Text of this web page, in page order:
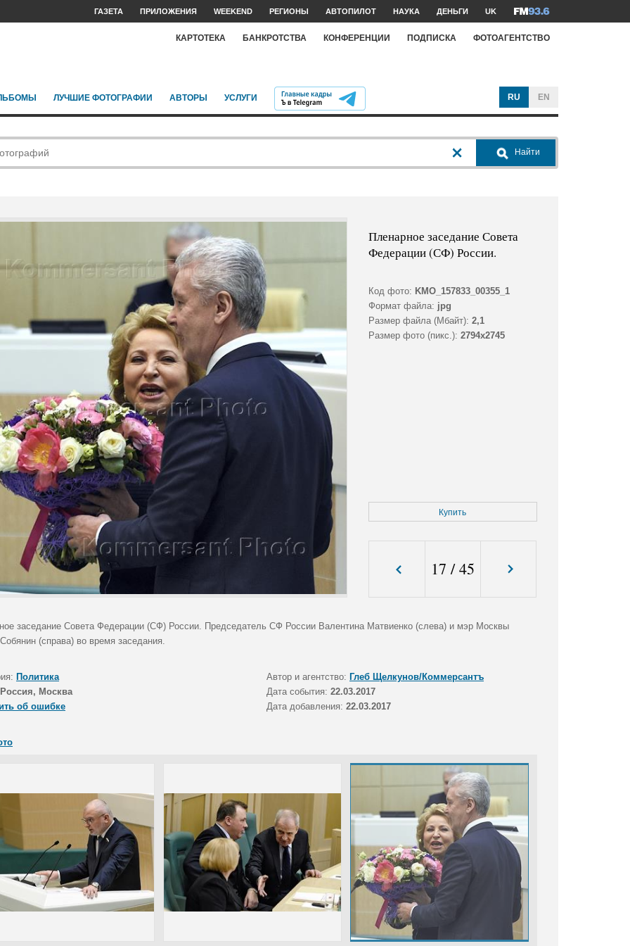
ГАЗЕТА ПРИЛОЖЕНИЯ WEEKEND РЕГИОНЫ АВТОПИЛОТ НАУКА ДЕНЬГИ UK
КАРТОТЕКА БАНКРОТСТВА КОНФЕРЕНЦИИ ПОДПИСКА ФОТОАГЕНТСТВО
ЛУЧШИЕ ФОТОГРАФИИ АВТОРЫ УСЛУГИ RU EN
Найти
Пленарное заседание Совета
Федерации (СФ) России.
Код фото: KMO_157833_00355_1
Формат файла: jpg
Размер файла (Мбайт): 2,1
Размер фото (пикс.): 2794x2745
Купить
17 /45
заседание Совета Федерации (СФ) России. Председатель СФ России Валентина Матвиенко (слева) и мэр Москвы
(справа) во время заседания.
Политика Автор и агентство: Глеб Щелкунов/Коммерсантъ
Россия, Москва Дата события: 22.03.2017
об ошибке
Дата добавления: 22.03.2017